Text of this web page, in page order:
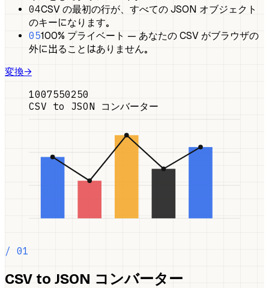
04CSV の最初の行が、すべての JSON オブジェクト
のキーになります。
05100% プライベート — あなたの CSV がブラウザの
外に出ることはありません。
変換→
1007550250
CSV to JSON コンバーター
/ 01
CSV to JSON コンバーター